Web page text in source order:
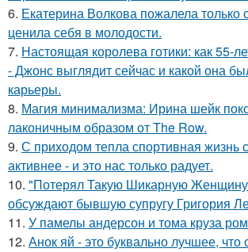
6. Екатерина Волкова пожалела только
ценила себя в молодости.
7. Настоящая королева готики: как 55-
- Джонс выглядит сейчас и какой она
карьеры.
8. Магия минимализма: Ирина шейк
лаконичным образом от The Row.
9. С приходом тепла спортивная жизнь
активнее - и это нас только радует.
10. "Потерял Такую Шикарную
обсуждают бывшую супругу Григория
11. У памелы андерсон и тома круза
12. Анок яй - это буквально лучшее, что